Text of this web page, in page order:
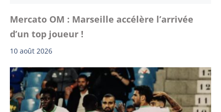
Mercato OM : Marseille accélère l’arrivée
d’un top joueur !
10 août 2026